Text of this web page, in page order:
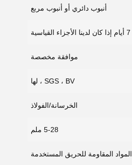
أنبوب دائري أو أنبوب مربع
7 أيام إذا كان لدينا الأجزاء القياسية
موافقة مخصصة
SGS ، BV ، لها
الخرسانة/الفولاذ
5-28 ملم
المواد المقاومة للحريق المستخدمة